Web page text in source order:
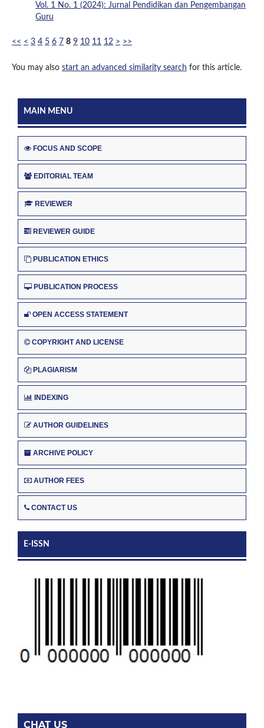
Vol. 1 No. 1 (2024): Jurnal Pendidikan dan Pengembangan
Guru
<< < 3 4 5 6 7 8 9 10 11 12 > >>
You may also start an advanced similarity search for this article.
MAIN MENU
FOCUS AND SCOPE
EDITORIAL TEAM
REVIEWER
REVIEWER GUIDE
PUBLICATION ETHICS
PUBLICATION PROCESS
OPEN ACCESS STATEMENT
COPYRIGHT AND LICENSE
PLAGIARISM
INDEXING
AUTHOR GUIDELINES
ARCHIVE POLICY
AUTHOR FEES
CONTACT US
E-ISSN
CHAT US